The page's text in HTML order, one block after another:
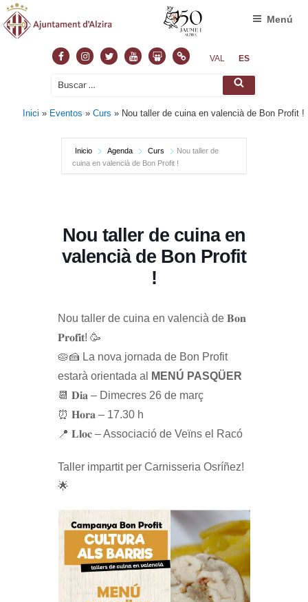
FacebookInstagram
TwitterYoutubeSlideshare
NormasVAL ES
Buscar
Buscar
Menú
Inici » Eventos »Curs » Nou taller de cuina en valencià de Bon Profit !
Inicio Agenda Curs
Nou taller de
cuina en valencià de Bon Profit !
Nou taller de cuina en
valencià de Bon Profit
!
Nou taller de cuina en valencià de 𝐁𝐨𝐧
𝐏𝐫𝐨𝐟𝐢𝐭! 🥳
🥧🍰 La nova jornada de Bon Profit
estarà orientada al
MENÚ PASQÜER
📆 𝐃𝐢𝐚 – Dimecres 26 de març
⏰ 𝐇𝐨𝐫𝐚 – 17.30 h
📍 𝐋𝐥𝐨𝐜 – Associació de Veïns el Racó
Taller impartit per Carnisseria Osríñez!
🌟